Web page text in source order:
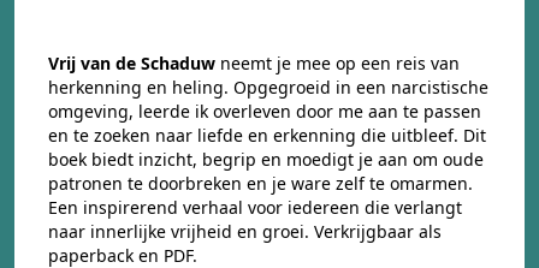
Vrij van de Schaduw neemt je mee op een reis van
herkenning en heling. Opgegroeid in een narcistische
omgeving, leerde ik overleven door me aan te passen
en te zoeken naar liefde en erkenning die uitbleef. Dit
boek biedt inzicht, begrip en moedigt je aan om oude
patronen te doorbreken en je ware zelf te omarmen.
Een inspirerend verhaal voor iedereen die verlangt
naar innerlijke vrijheid en groei. Verkrijgbaar als
paperback en PDF.